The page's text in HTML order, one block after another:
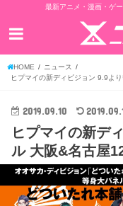
最新アニメ・漫画・ゲ
HOME
ニュース
ヒプマイの新ディビジョン 9.9よ
2019.09.10
ヒプマイの新デ
ル 大阪&名古屋